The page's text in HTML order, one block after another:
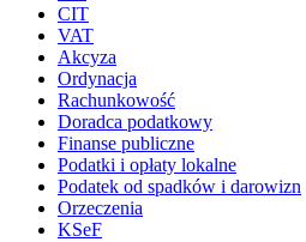
CIT
VAT
Akcyza
Ordynacja
Rachunkowość
Doradca podatkowy
Finanse publiczne
Podatki i opłaty lokalne
Podatek od spadków i darowizn
Orzeczenia
KSeF